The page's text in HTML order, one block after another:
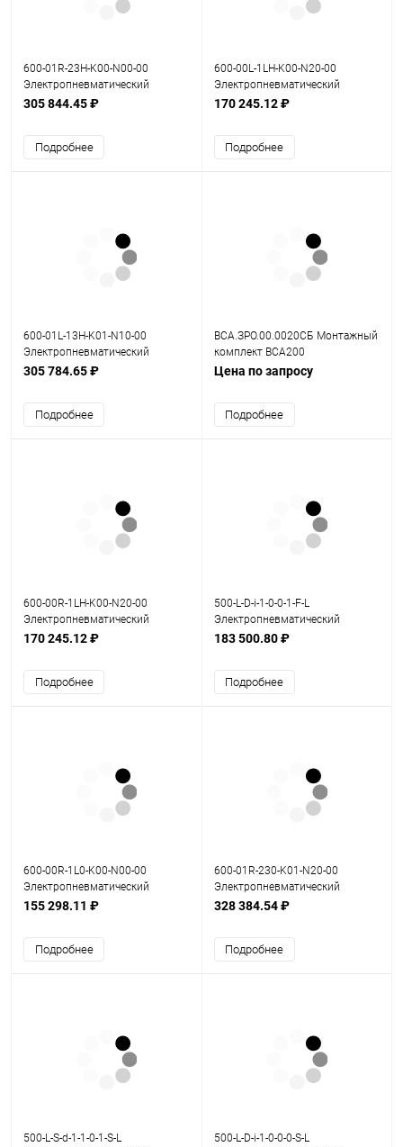
600-01R-23H-K00-N00-00
Электропневматический
позиционер серия 600
305 844.45 ₽
Подробнее
600-00L-1LH-K00-N20-00
Электропневматический
позиционер серия 600
170 245.12 ₽
Подробнее
600-01L-13H-K01-N10-00
Электропневматический
позиционер серия 600
305 784.65 ₽
Подробнее
ВСА.ЗРО.00.0020СБ Монтажный
комплект ВСА200
Цена по запросу
Подробнее
600-00R-1LH-K00-N20-00
Электропневматический
позиционер серия 600
170 245.12 ₽
Подробнее
500-L-D-i-1-0-0-1-F-L
Электропневматический
позиционер серия 500
183 500.80 ₽
Подробнее
600-00R-1L0-K00-N00-00
Электропневматический
позиционер серия 600
155 298.11 ₽
Подробнее
600-01R-230-K01-N20-00
Электропневматический
позиционер серия 600
328 384.54 ₽
Подробнее
500-L-S-d-1-1-0-1-S-L
500-L-D-i-1-0-0-0-S-L